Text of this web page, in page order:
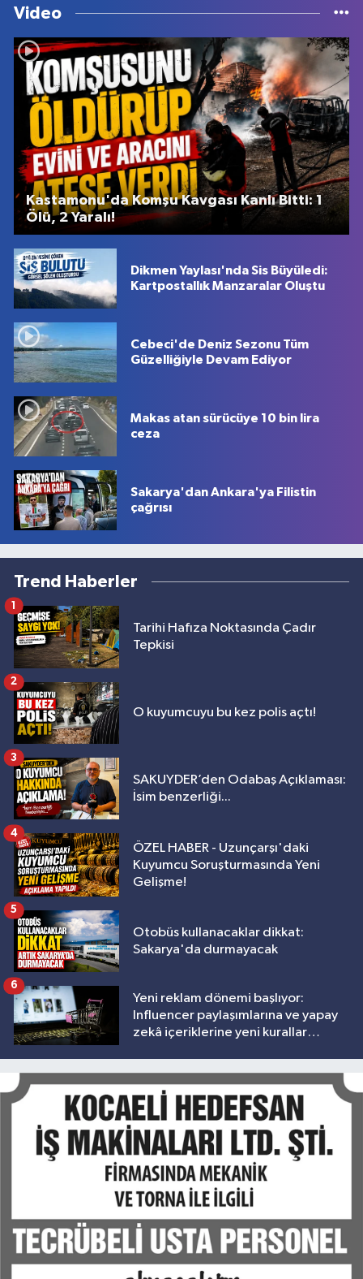
Video
Kastamonu'da Komşu Kavgası Kanlı Bitti: 1
Ölü, 2 Yaralı!
Dikmen Yaylası'nda Sis Büyüledi:
Kartpostallık Manzaralar Oluştu
Cebeci'de Deniz Sezonu Tüm
Güzelliğiyle Devam Ediyor
Makas atan sürücüye 10 bin lira
ceza
Sakarya'dan Ankara'ya Filistin
çağrısı
Trend Haberler
Tarihi Hafıza Noktasında Çadır
Tepkisi
1
O kuyumcuyu bu kez polis açtı!
2
SAKUYDER’den Odabaş Açıklaması:
İsim benzerliği...
3
ÖZEL HABER - Uzunçarşı'daki
Kuyumcu Soruşturmasında Yeni
Gelişme!
4
Otobüs kullanacaklar dikkat:
Sakarya'da durmayacak
5
Yeni reklam dönemi başlıyor:
Influencer paylaşımlarına ve yapay
zekâ içeriklerine yeni kurallar
6